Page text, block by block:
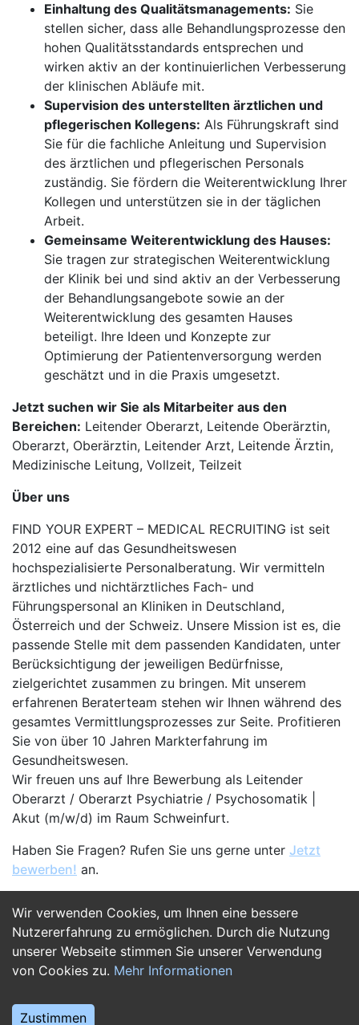
Wir verwenden Cookies, um Ihnen eine bessere
Nutzererfahrung zu ermöglichen. Durch die Nutzung
unserer Webseite stimmen Sie unserer Verwendung
von Cookies zu. Mehr Informationen
Zustimmen
Einhaltung des Qualitätsmanagements: Sie
stellen sicher, dass alle Behandlungsprozesse den
hohen Qualitätsstandards entsprechen und
wirken aktiv an der kontinuierlichen Verbesserung
der klinischen Abläufe mit.
Supervision des unterstellten ärztlichen und
pflegerischen Kollegens: Als Führungskraft sind
Sie für die fachliche Anleitung und Supervision
des ärztlichen und pflegerischen Personals
zuständig. Sie fördern die Weiterentwicklung Ihrer
Kollegen und unterstützen sie in der täglichen
Arbeit.
Gemeinsame Weiterentwicklung des Hauses:
Sie tragen zur strategischen Weiterentwicklung
der Klinik bei und sind aktiv an der Verbesserung
der Behandlungsangebote sowie an der
Weiterentwicklung des gesamten Hauses
beteiligt. Ihre Ideen und Konzepte zur
Optimierung der Patientenversorgung werden
geschätzt und in die Praxis umgesetzt.
Jetzt suchen wir Sie als Mitarbeiter aus den
Bereichen: Leitender Oberarzt, Leitende Oberärztin,
Oberarzt, Oberärztin, Leitender Arzt, Leitende Ärztin,
Medizinische Leitung, Vollzeit, Teilzeit
Über uns
FIND YOUR EXPERT – MEDICAL RECRUITING ist seit
2012 eine auf das Gesundheitswesen
hochspezialisierte Personalberatung. Wir vermitteln
ärztliches und nichtärztliches Fach- und
Führungspersonal an Kliniken in Deutschland,
Österreich und der Schweiz. Unsere Mission ist es, die
passende Stelle mit dem passenden Kandidaten, unter
Berücksichtigung der jeweiligen Bedürfnisse,
zielgerichtet zusammen zu bringen. Mit unserem
erfahrenen Beraterteam stehen wir Ihnen während des
gesamtes Vermittlungsprozesses zur Seite. Profitieren
Sie von über 10 Jahren Markterfahrung im
Gesundheitswesen.
Wir freuen uns auf Ihre Bewerbung als Leitender
Oberarzt / Oberarzt Psychiatrie / Psychosomatik |
Akut (m/w/d) im Raum Schweinfurt.
Haben Sie Fragen? Rufen Sie uns gerne unter Jetzt
bewerben! an.
Jetzt Bewerben